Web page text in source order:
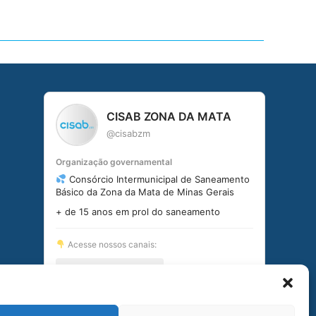
CISAB ZONA DA MATA
@cisabzm
Organização governamental
Consórcio Intermunicipal de Saneamento
Básico da Zona da Mata de Minas Gerais
+ de 15 anos em prol do saneamento
Acesse nossos canais: